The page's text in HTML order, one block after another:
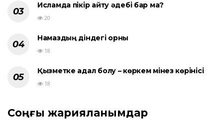
Исламда пікір айту әдебі бар ма?
20
Намаздың діндегі орны
18
Қызметке адал болу – көркем мінез көрінісі
18
Соңғы жарияланымдар